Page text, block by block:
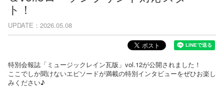
ト！
UPDATE 2026.05.08
特別会報誌「ミュージックレイン瓦版」vol.12が公開されました！
ここでしか聞けないエピソードが満載の特別インタビューをぜひお楽し
みください♪